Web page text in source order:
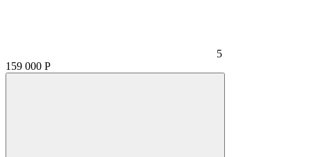
5
159 000 Р